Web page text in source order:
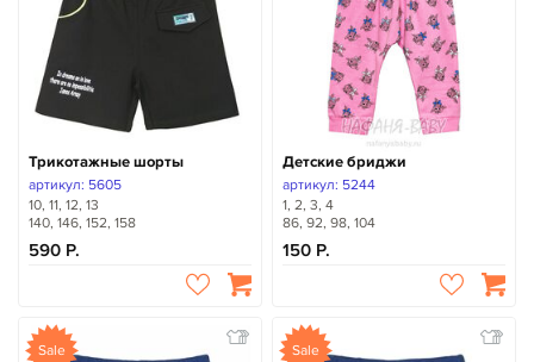
Трикотажные шорты
артикул: 5605
10, 11, 12, 13
140, 146, 152, 158
590
Детские бриджи
артикул: 5244
1, 2, 3, 4
86, 92, 98, 104
150
Sale Sale